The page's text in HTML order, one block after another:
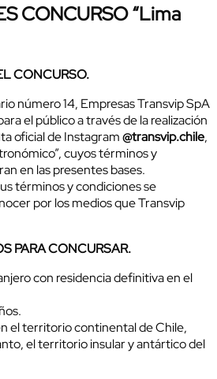
CONCURSO “Lima
CONCURSO.
número 14, Empresas Transvip SpA
el público a través de la realización
oficial de Instagram@transvip.chile,
cuyos términos y
en las presentes bases.
términos y condiciones se
por los medios que Transvip
PARA CONCURSAR.
con residencia definitiva en el
el territorio continental de Chile,
el territorio insular y antártico del